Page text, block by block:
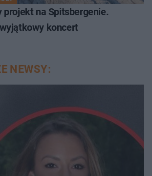
projekt na Spitsbergenie.
koncert
NEWSY: